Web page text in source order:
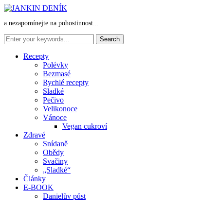
a nezapomínejte na pohostinnost...
Recepty
Polévky
Bezmasé
Rychlé recepty
Sladké
Pečivo
Velikonoce
Vánoce
Vegan cukroví
Zdravé
Snídaně
Obědy
Svačiny
„Sladké“
Články
E-BOOK
Danielův půst